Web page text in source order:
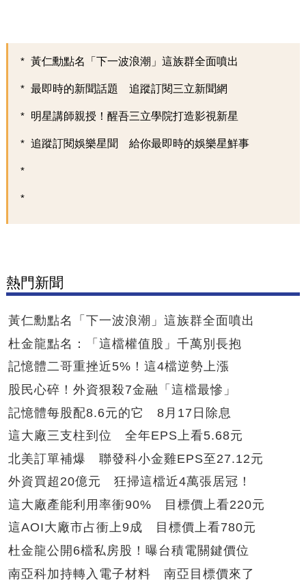
黃仁勳點名「下一波浪潮」這族群全面噴出
最即時的新聞話題 追蹤訂閱三立新聞網
明星講師親授！醒吾三立學院打造影視新星
追蹤訂閱娛樂星聞 給你最即時的娛樂星鮮事
熱門新聞
黃仁勳點名「下一波浪潮」這族群全面噴出
杜金龍點名：「這檔權值股」千萬別長抱
記憶體二哥重挫近5%！這4檔逆勢上漲
股民心碎！外資狠殺7金融「這檔最慘」
記憶體每股配8.6元的它 8月17日除息
這大廠三支柱到位 全年EPS上看5.68元
北美訂單補爆 聯發科小金雞EPS至27.12元
外資買超20億元 狂掃這檔近4萬張居冠！
這大廠產能利用率衝90% 目標價上看220元
這AOI大廠市占衝上9成 目標價上看780元
杜金龍公開6檔私房股！曝台積電關鍵價位
南亞科加持轉入電子材料 南亞目標價來了